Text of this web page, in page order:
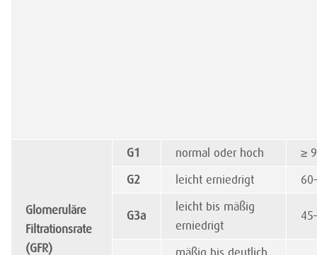
Glomeruläre
Filtrationsrate
(GFR)
G1 normal oder hoch
≥
G2
leicht erniedrigt
G3a
leicht bis mäßig
erniedrigt